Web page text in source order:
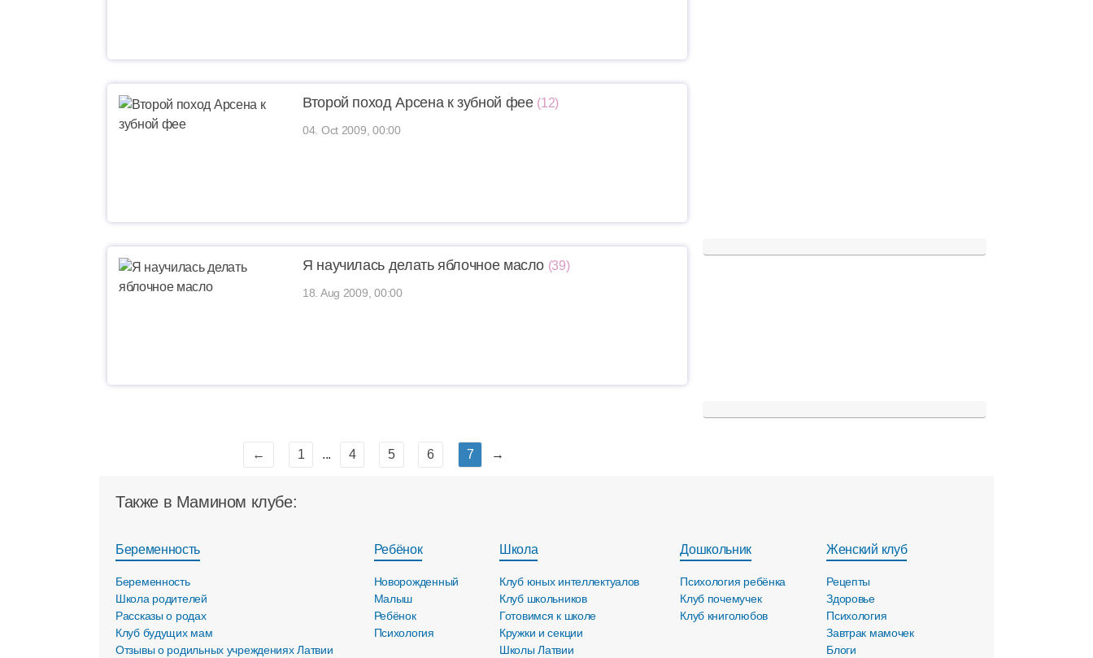
Второй поход Арсена к зубной фее (12)
04. Oct 2009, 00:00
Я научилась делать яблочное масло (39)
18. Aug 2009, 00:00
← 1 ... 4 5 6 7 →
Также в Мамином клубе:
Беременность
Беременность
Школа родителей
Рассказы о родах
Клуб будущих мам
Отзывы о родильных учреждениях Латвии
Ребёнок
Новорожденный
Малыш
Ребёнок
Психология
Школа
Клуб юных интеллектуалов
Клуб школьников
Готовимся к школе
Кружки и секции
Школы Латвии
Дошкольник
Психология ребёнка
Клуб почемучек
Клуб книголюбов
Женский клуб
Рецепты
Здоровье
Психология
Завтрак мамочек
Блоги